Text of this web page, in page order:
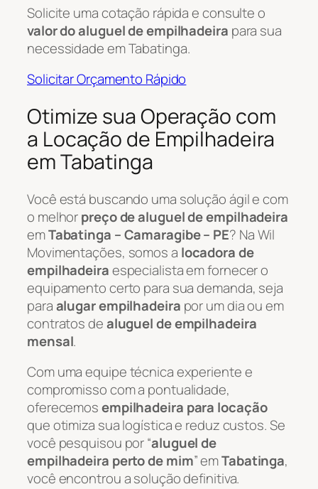
Solicite uma cotação rápida e consulte o
valor do aluguel de empilhadeira para sua
necessidade em Tabatinga.
Solicitar Orçamento Rápido
Otimize sua Operação com
a Locação de Empilhadeira
em Tabatinga
Você está buscando uma solução ágil e com
o melhorpreço de aluguel de empilhadeira
emTabatinga – Camaragibe – PE? Na Wil
Movimentações, somos a locadora de
empilhadeiraespecialista em fornecer o
equipamento certo para sua demanda, seja
paraalugar empilhadeira por um dia ou em
contratos dealuguel de empilhadeira
mensal.
Com uma equipe técnica experiente e
compromisso com a pontualidade,
oferecemosempilhadeira para locação
que otimiza sua logística e reduz custos. Se
você pesquisou por “aluguel de
empilhadeira perto de mim” emTabatinga,
você encontrou a solução definitiva.